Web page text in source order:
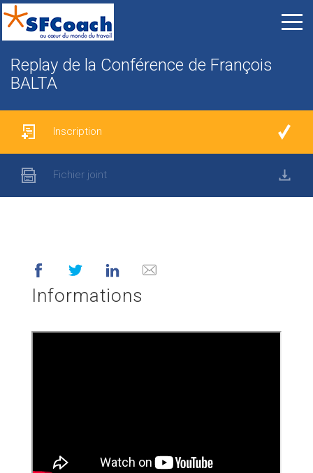
Replay de la Conférence de François
BALTA
Inscription
Fichier joint
Informations